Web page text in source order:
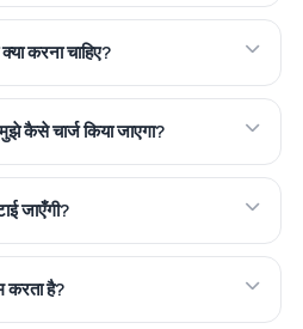
करना चाहिए?
कैसे चार्ज किया जाएगा?
जाएँगी?
करता है?